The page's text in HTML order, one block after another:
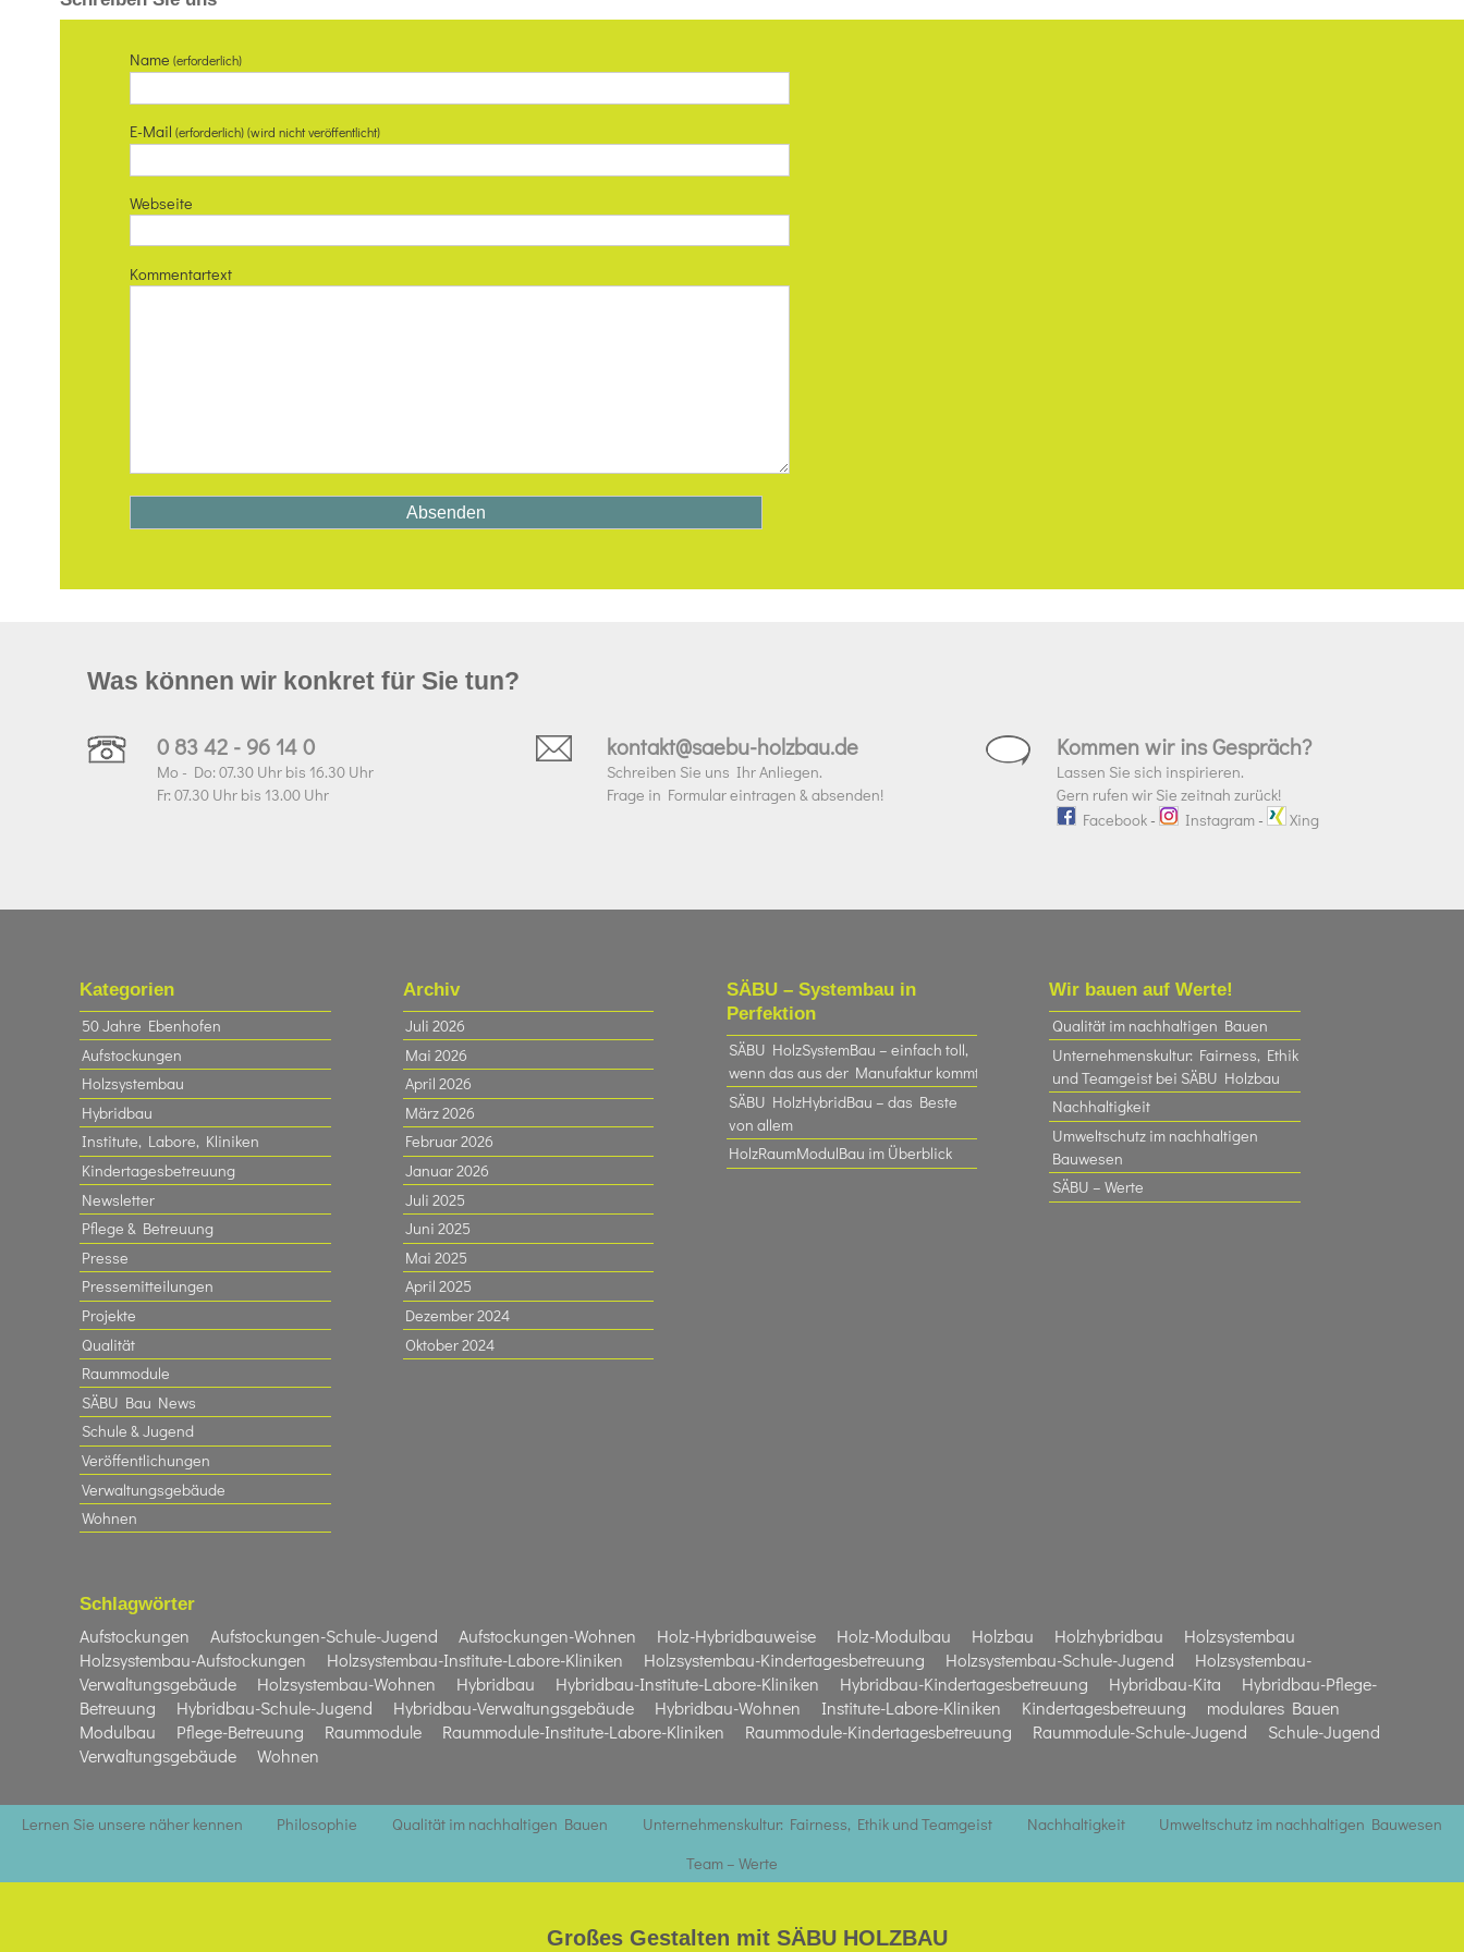
Name(erforderlich)
E-Mail(erforderlich) (wird nicht veröffentlicht)
Webseite
Kommentartext
Was können wir konkret für Sie tun?
0 83 42 - 96 14 0
Mo - Do: 07.30 Uhr bis 16.30 Uhr
Fr: 07.30 Uhr bis 13.00 Uhr
kontakt@saebu-holzbau.de
Schreiben Sie uns Ihr Anliegen.
Frage in Formular eintragen & absenden!
Kommen wir ins Gespräch?
Lassen Sie sich inspirieren.
Gern rufen wir Sie zeitnah zurück!
Facebook- Instagram- Xing
Kategorien
50 Jahre Ebenhofen
Aufstockungen
Holzsystembau
Hybridbau
Institute, Labore, Kliniken
Kindertagesbetreuung
Newsletter
Pflege & Betreuung
Presse
Pressemitteilungen
Projekte
Qualität
Raummodule
SÄBU Bau News
Schule & Jugend
Veröffentlichungen
Verwaltungsgebäude
Wohnen
Archiv
Juli 2026
Mai 2026
April 2026
März 2026
Februar 2026
Januar 2026
Juli 2025
Juni 2025
Mai 2025
April 2025
Dezember 2024
Oktober 2024
SÄBU – Systembau in
Perfektion
SÄBU HolzSystemBau – einfach toll,
wenn das aus der Manufaktur kommt
SÄBU HolzHybridBau – das Beste
von allem
HolzRaumModulBau im Überblick
Wir bauen auf Werte!
Qualität im nachhaltigen Bauen
Unternehmenskultur: Fairness, Ethik
und Teamgeist bei SÄBU Holzbau​
Nachhaltigkeit
Umweltschutz im nachhaltigen
Bauwesen
SÄBU – Werte
Schlagwörter
Aufstockungen Aufstockungen-Schule-Jugend Aufstockungen-Wohnen Holz-Hybridbauweise Holz-Modulbau Holzbau Holzhybridbau
Holzsystembau
Holzsystembau-Aufstockungen
Holzsystembau-Institute-Labore-Kliniken Holzsystembau-Kindertagesbetreuung Holzsystembau-Schule-Jugend
Holzsystembau-
Verwaltungsgebäude
Holzsystembau-Wohnen Hybridbau Hybridbau-Institute-Labore-Kliniken Hybridbau-Kindertagesbetreuung Hybridbau-Kita
Hybridbau-Pflege-
Betreuung
Hybridbau-Schule-Jugend Hybridbau-Verwaltungsgebäude Hybridbau-Wohnen Institute-Labore-Kliniken Kindertagesbetreuung
modulares Bauen
Modulbau
Pflege-Betreuung Raummodule Raummodule-Institute-Labore-Kliniken Raummodule-Kindertagesbetreuung Raummodule-Schule-Jugend
Schule-Jugend
Verwaltungsgebäude
Wohnen
Lernen Sie unsere näher kennen Philosophie Qualität im nachhaltigen Bauen Unternehmenskultur: Fairness, Ethik und Teamgeist Nachhaltigkeit
Umweltschutz im nachhaltigen Bauwesen
Team – Werte
Großes Gestalten mit SÄBU HOLZBAU